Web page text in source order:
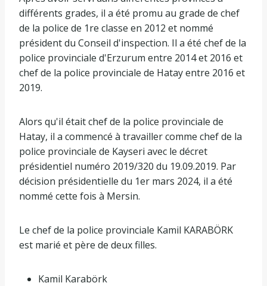
différents grades, il a été promu au grade de chef
de la police de 1re classe en 2012 et nommé
président du Conseil d'inspection. Il a été chef de la
police provinciale d'Erzurum entre 2014 et 2016 et
chef de la police provinciale de Hatay entre 2016 et
2019.
Alors qu'il était chef de la police provinciale de
Hatay, il a commencé à travailler comme chef de la
police provinciale de Kayseri avec le décret
présidentiel numéro 2019/320 du 19.09.2019. Par
décision présidentielle du 1er mars 2024, il a été
nommé cette fois à Mersin.
Le chef de la police provinciale Kamil KARABÖRK
est marié et père de deux filles.
Kamil Karabörk